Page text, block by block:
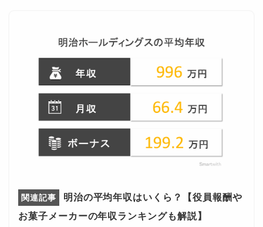
明治の平均年収はいくら？【役員報酬や
お菓子メーカーの年収ランキングも解説】